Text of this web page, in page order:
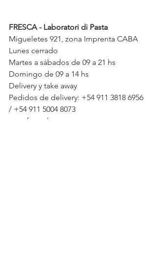
FRESCA - Laboratori di Pasta
Migueletes 921, zona Imprenta CABA
Lunes cerrado
Martes a sábados de 09 a 21 hs
Domingo de 09 a 14 hs
Delivery y take away
Pedidos de delivery: +54 911 3818 6956
/ +54 911 5004 8073
www.frescalapasta.com